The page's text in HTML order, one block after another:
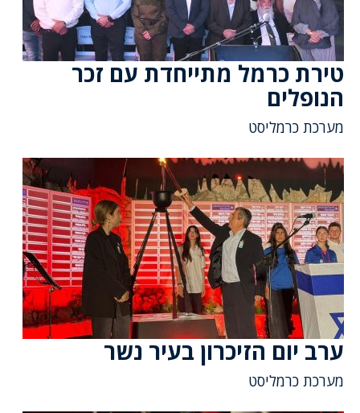
טירת כרמל מתייחדת עם זכר
הנופלים
מערכת כרמליסט
ערב יום הזיכרון בעיר נשר
מערכת כרמליסט